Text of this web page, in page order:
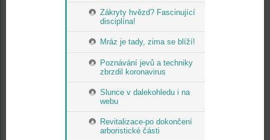
Zákryty hvězd? Fascinující
disciplína!
Mráz je tady, zima se blíží!
Poznávání jevů a techniky
zbrzdil koronavirus
Slunce v dalekohledu i na
webu
Revitalizace-po dokončení
arboristické části